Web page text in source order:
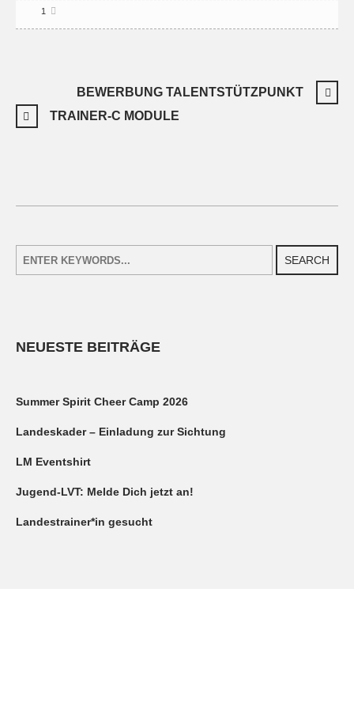
1
BEWERBUNG TALENTSTÜTZPUNKT
TRAINER-C MODULE
SEARCH
NEUESTE BEITRÄGE
Summer Spirit Cheer Camp 2026
Landeskader – Einladung zur Sichtung
LM Eventshirt
Jugend-LVT: Melde Dich jetzt an!
Landestrainer*in gesucht